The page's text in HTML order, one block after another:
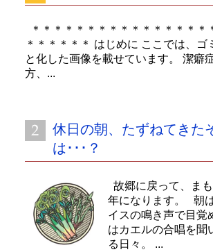
＊＊＊＊＊＊＊＊＊＊＊＊＊＊＊＊
＊＊＊＊＊＊ はじめに ここでは、ゴ
と化した画像を載せています。 潔癖
方、...
休日の朝、たずねてきた
は･･･？
故郷に戻って、ま
年になります。 朝
イスの鳴き声で目覚
はカエルの合唱を聞
る日々。 ...